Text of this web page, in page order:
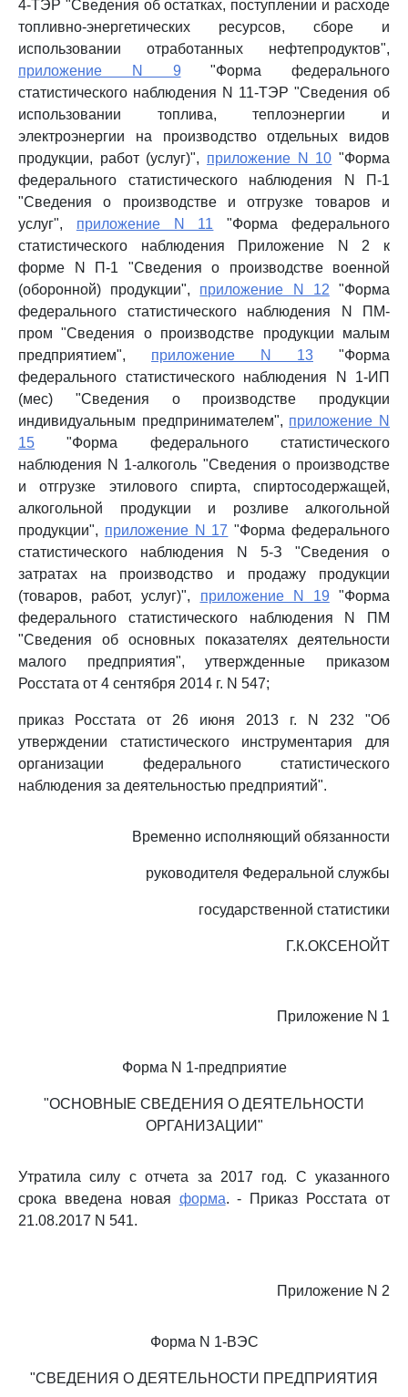
4-ТЭР "Сведения об остатках, поступлении и расходе
топливно-энергетических ресурсов, сборе и
использовании отработанных нефтепродуктов",
приложение N 9 "Форма федерального
статистического наблюдения N 11-ТЭР "Сведения об
использовании топлива, теплоэнергии и
электроэнергии на производство отдельных видов
продукции, работ (услуг)", приложение N 10 "Форма
федерального статистического наблюдения N П-1
"Сведения о производстве и отгрузке товаров и
услуг", приложение N 11 "Форма федерального
статистического наблюдения Приложение N 2 к
форме N П-1 "Сведения о производстве военной
(оборонной) продукции", приложение N 12 "Форма
федерального статистического наблюдения N ПМ-
пром "Сведения о производстве продукции малым
предприятием", приложение N 13 "Форма
федерального статистического наблюдения N 1-ИП
(мес) "Сведения о производстве продукции
индивидуальным предпринимателем", приложение N
15 "Форма федерального статистического
наблюдения N 1-алкоголь "Сведения о производстве
и отгрузке этилового спирта, спиртосодержащей,
алкогольной продукции и розливе алкогольной
продукции", приложение N 17 "Форма федерального
статистического наблюдения N 5-З "Сведения о
затратах на производство и продажу продукции
(товаров, работ, услуг)", приложение N 19 "Форма
федерального статистического наблюдения N ПМ
"Сведения об основных показателях деятельности
малого предприятия", утвержденные приказом
Росстата от 4 сентября 2014 г. N 547;
приказ Росстата от 26 июня 2013 г. N 232 "Об
утверждении статистического инструментария для
организации федерального статистического
наблюдения за деятельностью предприятий".
Временно исполняющий обязанности
руководителя Федеральной службы
государственной статистики
Г.К.ОКСЕНОЙТ
Приложение N 1
Форма N 1-предприятие
"ОСНОВНЫЕ СВЕДЕНИЯ О ДЕЯТЕЛЬНОСТИ
ОРГАНИЗАЦИИ"
Утратила силу с отчета за 2017 год. С указанного
срока введена новая форма. - Приказ Росстата от
21.08.2017 N 541.
Приложение N 2
Форма N 1-ВЭС
"СВЕДЕНИЯ О ДЕЯТЕЛЬНОСТИ ПРЕДПРИЯТИЯ